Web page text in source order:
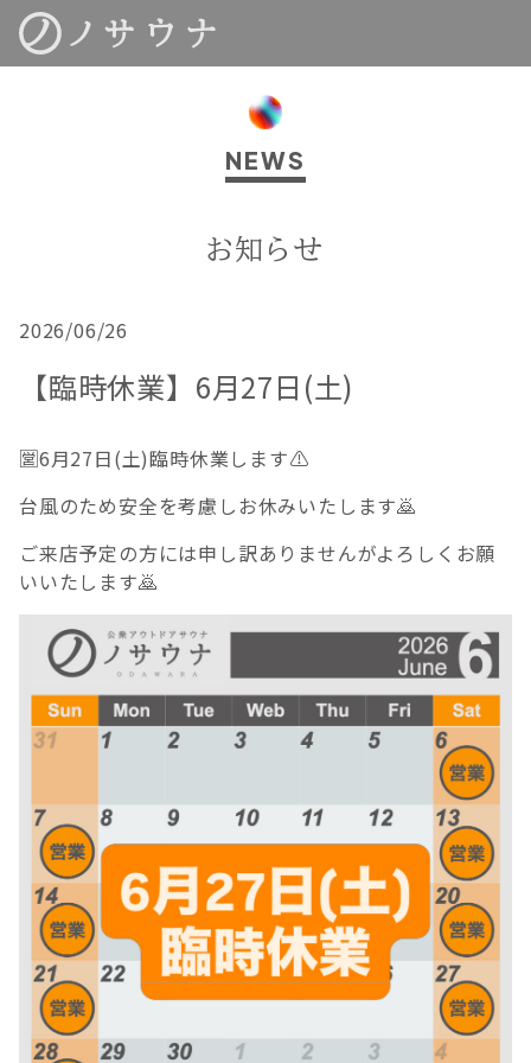
NEWS
お知らせ
2026/06/26
【臨時休業】6月27日(土)
🈺6月27日(土)臨時休業します⚠️
台風のため安全を考慮しお休みいたします🙇
ご来店予定の方には申し訳ありませんがよろしくお願
いいたします🙇